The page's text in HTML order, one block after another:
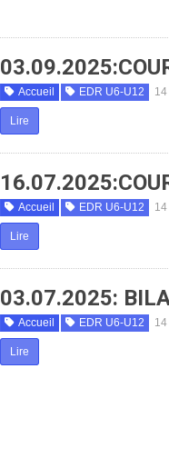
Accueil EDR U6-U12
Lire
Accueil EDR U6-U12
Lire
03.07.2025:
Accueil EDR U6-U12
Lire